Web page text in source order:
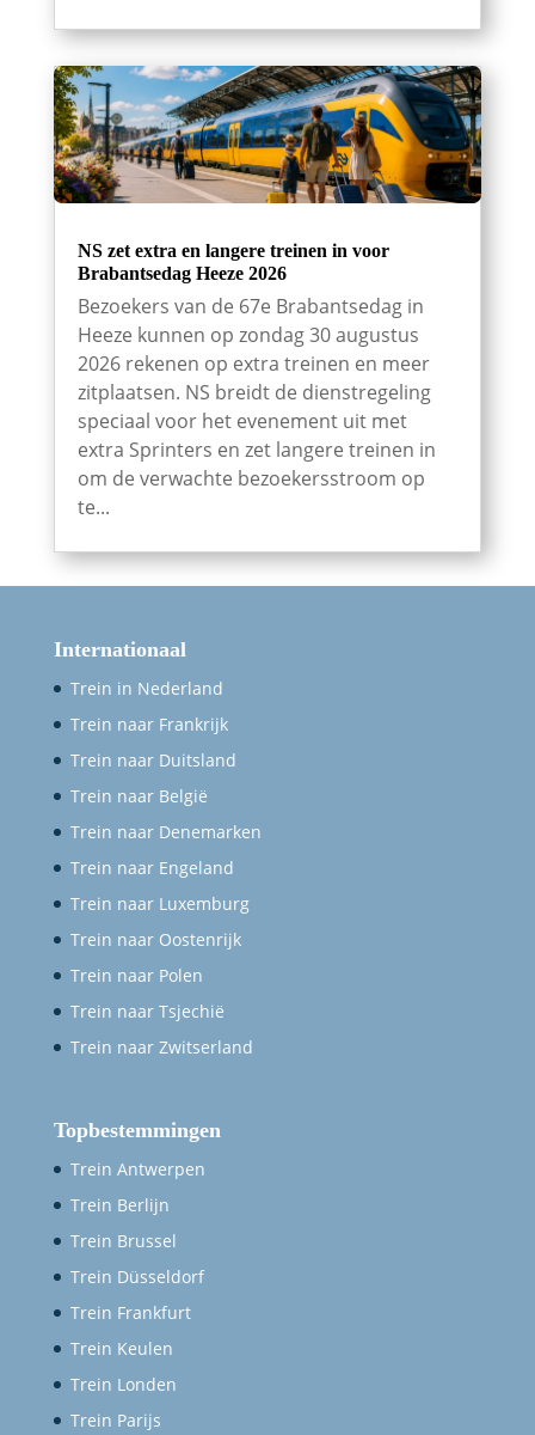
NS zet extra en langere treinen in voor
Brabantsedag Heeze 2026
Bezoekers van de 67e Brabantsedag in
Heeze kunnen op zondag 30 augustus
2026 rekenen op extra treinen en meer
zitplaatsen. NS breidt de dienstregeling
speciaal voor het evenement uit met
extra Sprinters en zet langere treinen in
om de verwachte bezoekersstroom op
te...
Internationaal
Trein in Nederland
Trein naar Frankrijk
Trein naar Duitsland
Trein naar België
Trein naar Denemarken
Trein naar Engeland
Trein naar Luxemburg
Trein naar Oostenrijk
Trein naar Polen
Trein naar Tsjechië
Trein naar Zwitserland
Topbestemmingen
Trein Antwerpen
Trein Berlijn
Trein Brussel
Trein Düsseldorf
Trein Frankfurt
Trein Keulen
Trein Londen
Trein Parijs